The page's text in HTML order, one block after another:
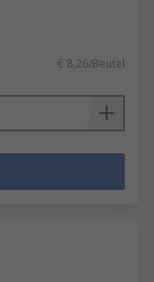
€ 8,26/Beutel